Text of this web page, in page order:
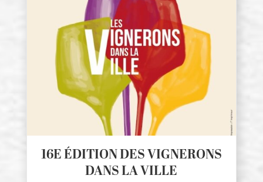
16E ÉDITION DES VIGNERONS
DANS LA VILLE